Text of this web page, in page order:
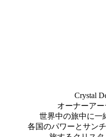
Crystal
オーナーア
世界中の旅中に一
各国のパワーとサン